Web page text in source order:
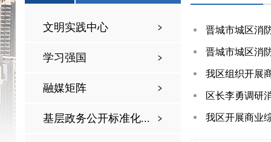
文明实践中心
学习强国
融媒矩阵
基层政务公开标准化...
晋城市城区消
晋城市城区消
我区组织开展
区长李勇调研
我区开展商业